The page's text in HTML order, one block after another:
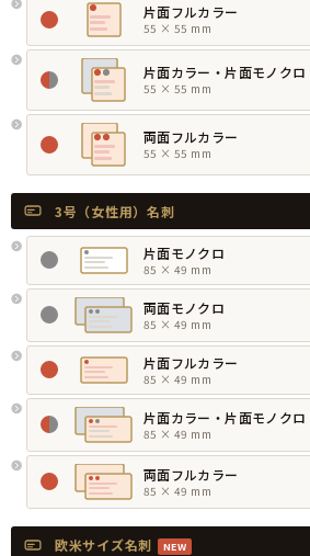
片面フルカラー
55 × 55 mm
片面カラー・片面モノクロ
55 × 55 mm
両面フルカラー
55 × 55 mm
3号（女性用）名刺
片面モノクロ
85 × 49 mm
両面モノクロ
85 × 49 mm
片面フルカラー
85 × 49 mm
片面カラー・片面モノクロ
85 × 49 mm
両面フルカラー
85 × 49 mm
欧米サイズ名刺 NEW